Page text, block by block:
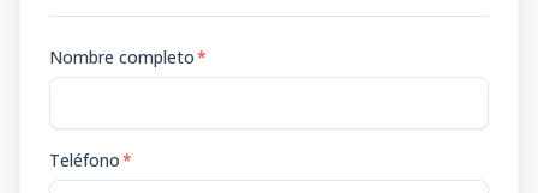
Nombre completo*
Teléfono*